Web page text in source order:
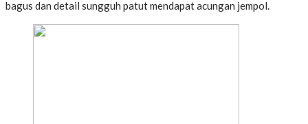
bagus dan detail sungguh patut mendapat acungan jempol.